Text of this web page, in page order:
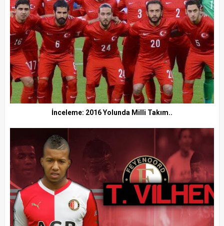
İnceleme: 2016 Yolunda Milli Takım..